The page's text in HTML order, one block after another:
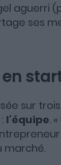
aguerri
ses
en
sur
l’équipe.
marché.